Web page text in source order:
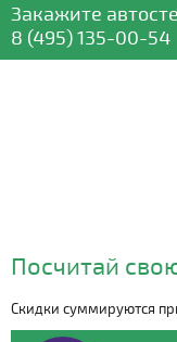
Закажите
8 (495) 135-00-54
Посчитай
Скидки суммируются